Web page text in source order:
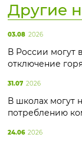
Другие
03.08 2026
В России могут
отключение
31.07 2026
В школах могут
потреблению
24.06 2026